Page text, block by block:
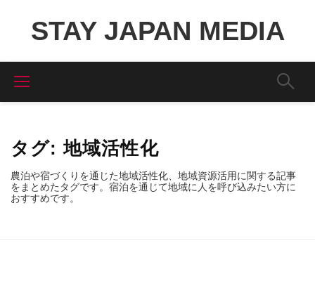
STAY JAPAN MEDIA
タグ:地域活性化
農泊や宿づくりを通じた地域活性化、地域資源活用に関する記事
をまとめたタグです。宿泊を通じて地域に人を呼び込みたい方に
おすすめです。